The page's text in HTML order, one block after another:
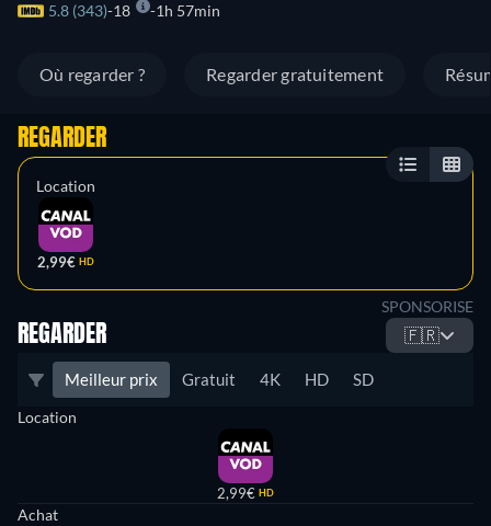
5.8 (343) 18 1h 57min
Où regarder ? Regarder gratuitement
REGARDER
Location
2,99€ HD
SPONSORISE
REGARDER 🇫🇷
Meilleur prix Gratuit 4K HD SD
Location
2,99€ HD
Achat